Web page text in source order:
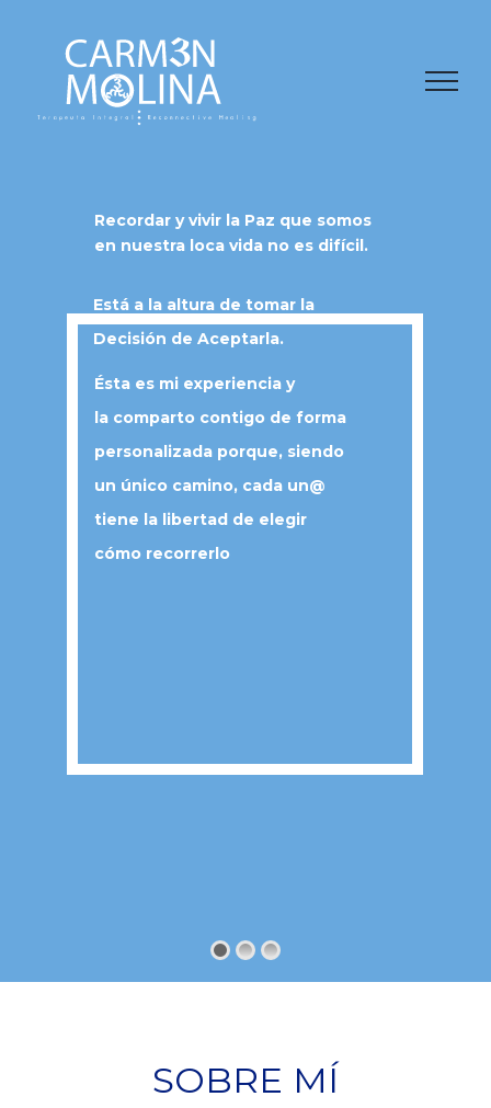
contenido
Recordar y vivir la Paz que somos
en nuestra loca vida no es difícil.
Está a la altura de tomar la
Decisión de Aceptarla.
Ésta es mi experiencia y
la comparto contigo de forma
personalizada porque, siendo
un único camino, cada un@
tiene la libertad de elegir
cómo recorrerlo
SOBRE MÍ